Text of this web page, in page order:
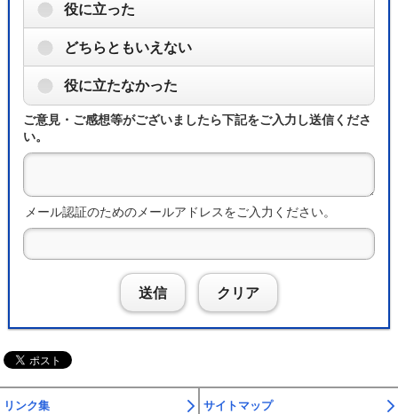
役に立った
どちらともいえない
役に立たなかった
ご意見・ご感想等がございましたら下記をご入力し送信くださ
い。
メール認証のためのメールアドレスをご入力ください。
送信 クリア
リンク集 サイトマップ